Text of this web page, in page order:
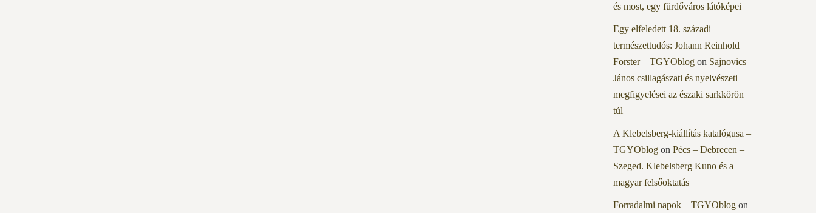
és most, egy fürdőváros látóképei
Egy elfeledett 18. századi
természettudós: Johann Reinhold
Forster – TGYOblogon Sajnovics
János csillagászati és nyelvészeti
megfigyelései az északi sarkkörön
túl
A Klebelsberg-kiállítás katalógusa –
TGYOblogon Pécs – Debrecen –
Szeged. Klebelsberg Kuno és a
magyar felsőoktatás
Forradalmi napok – TGYOblogon